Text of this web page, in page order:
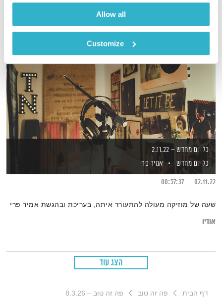
Allow all
Customize
כל יום מחדש – 2.11.22
כל יום מחדש
אמיר פרי
02.11.22
00:57:37
שעה של מוזיקה מעולה להתעורר איתה, בעריכת ובהגשת אמיר פרי
אודיו
הצג עוד
דף הבית פה זה טוב פה זה טוב – 8.3.26